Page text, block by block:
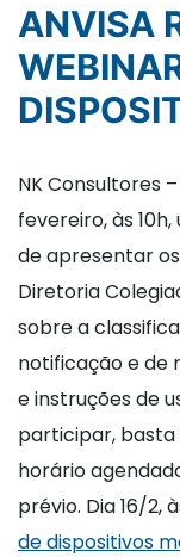
ANVISA REALIZARÁ
NK Consultores
fevereiro, às
de apresentar
Diretoria
sobre a
notificação e de
e instruções de
participar, basta
horário
prévio. Dia 16/2,
de dispositivos